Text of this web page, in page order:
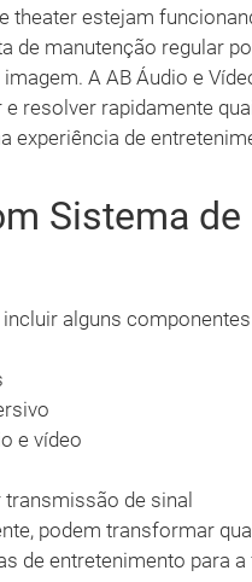
theater estejam
de manutenção regular
A AB Áudio e
resolver rapidamente
experiência de
Sistema de
alguns
e vídeo
de sinal
podem transformar
de entretenimento para